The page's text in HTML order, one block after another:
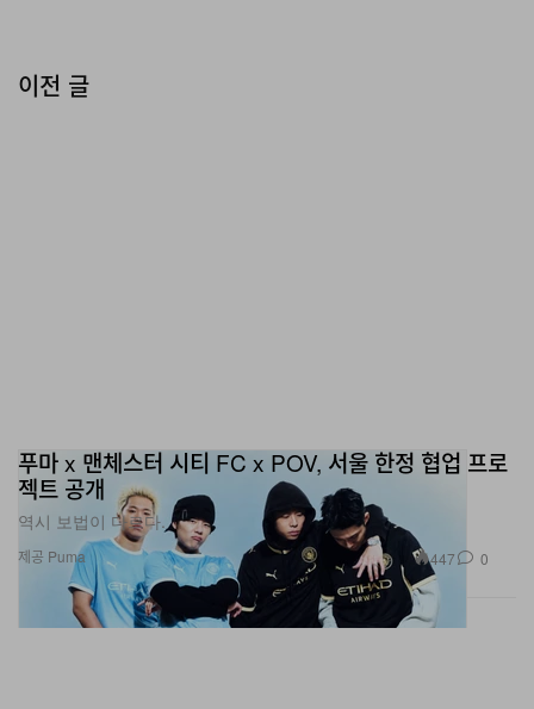
이전 글
푸마 x 맨체스터 시티 FC x POV, 서울 한정 협업 프로
젝트 공개
역시 보법이 다르다.
제공 Puma 447 0